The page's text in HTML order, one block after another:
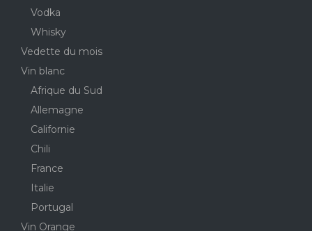
Vodka
Whisky
Vedette du mois
Vin blanc
Afrique du Sud
Allemagne
Californie
Chili
France
Italie
Portugal
Vin Orange